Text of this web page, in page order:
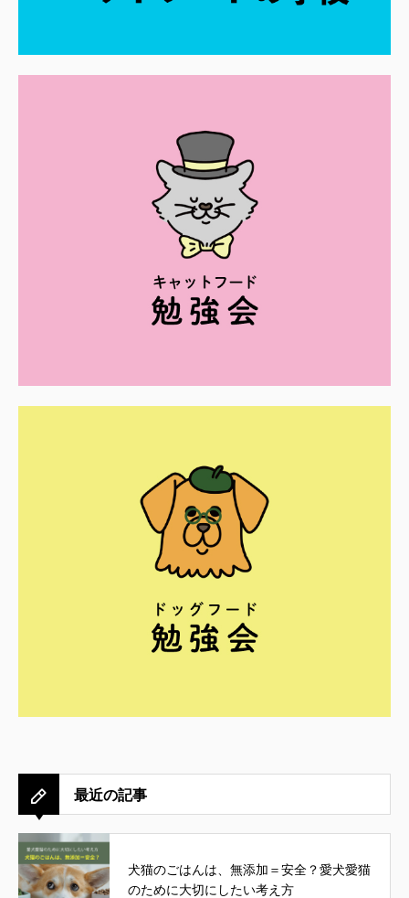
最近の記事
犬猫のごはんは、無添加＝安全？愛犬愛猫
のために大切にしたい考え方